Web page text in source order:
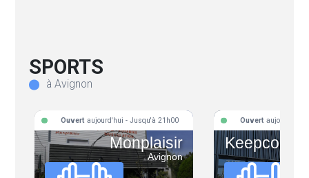
SPORTS
à Avignon
Monplaisir
Avignon
Ouvert aujourd'hui - Jusqu'à 21h00
Keepcool
Ouvert aujourd'hui